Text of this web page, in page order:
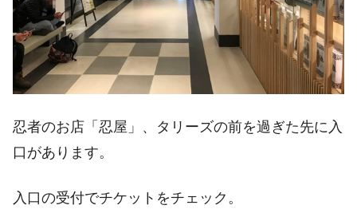
忍者のお店「忍屋」、タリーズの前を過ぎた先に入
口があります。
入口の受付でチケットをチェック。